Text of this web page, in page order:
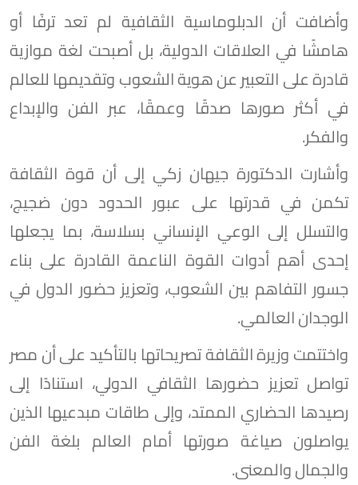
وأضافت أن الدبلوماسية الثقافية لم تعد ترفًا أو
هامشًا في العلاقات الدولية، بل أصبحت لغة موازية
قادرة على التعبير عن هوية الشعوب وتقديمها للعالم
في أكثر صورها صدقًا وعمقًا، عبر الفن والإبداع
والفكر.
وأشارت الدكتورة جيهان زكي إلى أن قوة الثقافة
تكمن في قدرتها على عبور الحدود دون ضجيج،
والتسلل إلى الوعي الإنساني بسلاسة، بما يجعلها
إحدى أهم أدوات القوة الناعمة القادرة على بناء
جسور التفاهم بين الشعوب، وتعزيز حضور الدول في
الوجدان العالمي.
واختتمت وزيرة الثقافة تصريحاتها بالتأكيد على أن مصر
تواصل تعزيز حضورها الثقافي الدولي، استنادًا إلى
رصيدها الحضاري الممتد، وإلى طاقات مبدعيها الذين
يواصلون صياغة صورتها أمام العالم بلغة الفن
والجمال والمعنى.